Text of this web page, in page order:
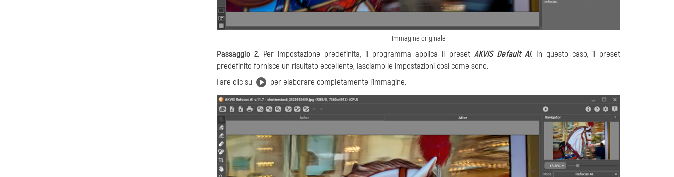
Immagine originale
Passaggio 2. Per impostazione predefinita, il programma applica il preset AKVIS Default AI. In questo caso, il preset
predefinito fornisce un risultato eccellente, lasciamo le impostazioni così come sono.
Fare clic su
per elaborare completamente l'immagine.